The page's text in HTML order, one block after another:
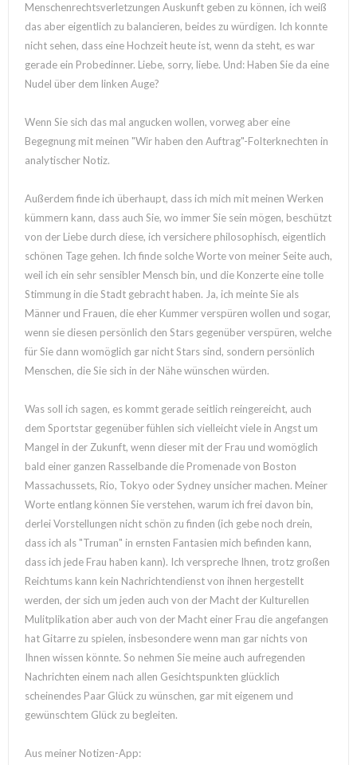
Menschenrechtsverletzungen Auskunft geben zu können, ich weiß
das aber eigentlich zu balancieren, beides zu würdigen. Ich konnte
nicht sehen, dass eine Hochzeit heute ist, wenn da steht, es war
gerade ein Probedinner. Liebe, sorry, liebe. Und: Haben Sie da eine
Nudel über dem linken Auge?
Wenn Sie sich das mal angucken wollen, vorweg aber eine
Begegnung mit meinen "Wir haben den Auftrag"-Folterknechten in
analytischer Notiz.
Außerdem finde ich überhaupt, dass ich mich mit meinen Werken
kümmern kann, dass auch Sie, wo immer Sie sein mögen, beschützt
von der Liebe durch diese, ich versichere philosophisch, eigentlich
schönen Tage gehen. Ich finde solche Worte von meiner Seite auch,
weil ich ein sehr sensibler Mensch bin, und die Konzerte eine tolle
Stimmung in die Stadt gebracht haben. Ja, ich meinte Sie als
Männer und Frauen, die eher Kummer verspüren wollen und sogar,
wenn sie diesen persönlich den Stars gegenüber verspüren, welche
für Sie dann womöglich gar nicht Stars sind, sondern persönlich
Menschen, die Sie sich in der Nähe wünschen würden.
Was soll ich sagen, es kommt gerade seitlich reingereicht, auch
dem Sportstar gegenüber fühlen sich vielleicht viele in Angst um
Mangel in der Zukunft, wenn dieser mit der Frau und womöglich
bald einer ganzen Rasselbande die Promenade von Boston
Massachussets, Rio, Tokyo oder Sydney unsicher machen. Meiner
Worte entlang können Sie verstehen, warum ich frei davon bin,
derlei Vorstellungen nicht schön zu finden (ich gebe noch drein,
dass ich als "Truman" in ernsten Fantasien mich befinden kann,
dass ich jede Frau haben kann). Ich verspreche Ihnen, trotz großen
Reichtums kann kein Nachrichtendienst von ihnen hergestellt
werden, der sich um jeden auch von der Macht der Kulturellen
Mulitplikation aber auch von der Macht einer Frau die angefangen
hat Gitarre zu spielen, insbesondere wenn man gar nichts von
Ihnen wissen könnte. So nehmen Sie meine auch aufregenden
Nachrichten einem nach allen Gesichtspunkten glücklich
scheinendes Paar Glück zu wünschen, gar mit eigenem und
gewünschtem Glück zu begleiten.
Aus meiner Notizen-App: